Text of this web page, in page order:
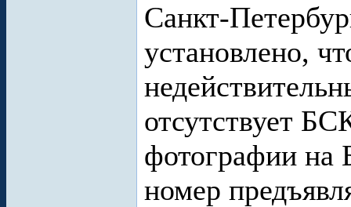
Санкт-
установлено,
отсутствует
фотографии на
номер